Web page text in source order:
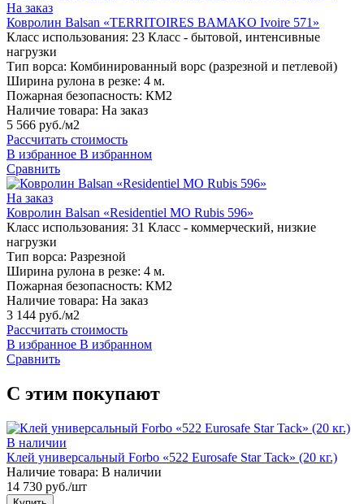
На заказ
Ковролин Balsan «TERRITOIRES BAMAKO Ivoire 571»
Класс использования: 23 Класс - бытовой, интенсивные
нагрузки
Тип ворса: Комбинированный ворс (разрезной и петлевой)
Ширина рулона в резке: 4 м.
Пожарная безопасность: КМ2
Наличие товара: На заказ
5 566 руб./м2
Рассчитать стоимость
В избранное В избранном
Сравнить
На заказ
Ковролин Balsan «Residentiel MO Rubis 596»
Класс использования: 31 Класс - коммерческий, низкие
нагрузки
Тип ворса: Разрезной
Ширина рулона в резке: 4 м.
Пожарная безопасность: КМ2
Наличие товара: На заказ
3 144 руб./м2
Рассчитать стоимость
В избранное В избранном
Сравнить
С этим покупают
В наличии
Клей универсальный Forbo «522 Eurosafe Star Tack» (20 кг.)
Наличие товара: В наличии
14 730 руб./шт